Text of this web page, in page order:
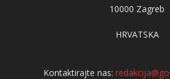
10000 Zagreb
HRVATSKA
Kontaktirajte nas: